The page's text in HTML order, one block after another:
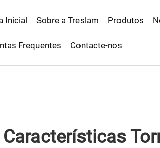
Inicial Sobre a Treslam Produtos
Frequentes Contacte-nos
Características